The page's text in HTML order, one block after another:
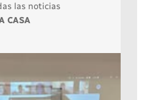
las noticias
CASA